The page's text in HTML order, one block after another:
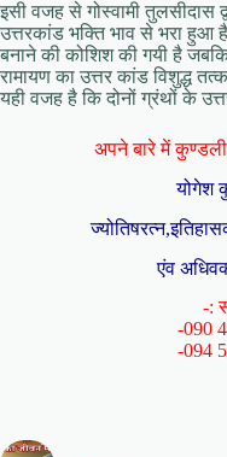
इसी वजह से गोस्वामी तुलसीदास
उत्तरकांड भक्ति भाव से भरा हुआ
बनाने की कोशिश की गयी है जबकि
रामायण का उत्तर कांड विशुद्ध
यही वजह है कि दोनों ग्रंथों के
अपने बारे में
योगेश
एंव
-:
-090
-094